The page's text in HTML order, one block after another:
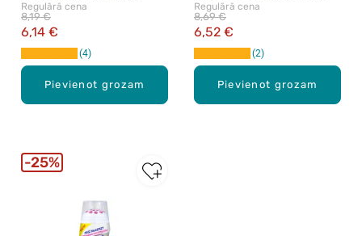
Pievienot grozam
paklāju tīrīšanai, 500ml
Regulārā cena
6,14 €
8,19 €
4
Pievienot grozam
Regulārā cena
6,52 €
8,69 €
2
25%